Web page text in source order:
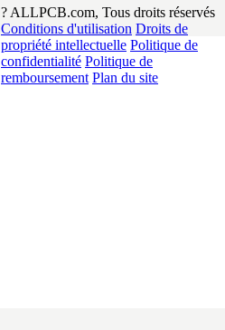
? ALLPCB.com, Tous droits réservés
Conditions d'utilisation Droits de
propriété intellectuelle Politique de
confidentialité Politique de
remboursement Plan du site